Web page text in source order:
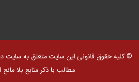
© کلیه حقوق قانونی این سایت متعلق به سایت
مطالب با ذکر منابع بلا